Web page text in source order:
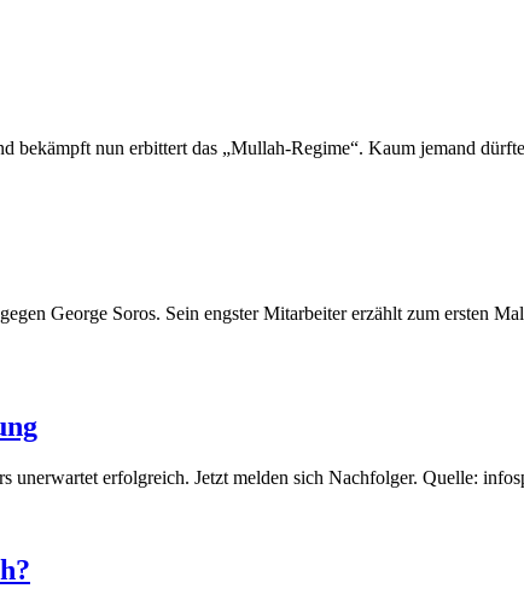
bekämpft nun erbittert das „Mullah-Regime“. Kaum jemand
George Soros. Sein engster Mitarbeiter erzählt zum ersten
unerwartet erfolgreich. Jetzt melden sich Nachfolger. Quelle: